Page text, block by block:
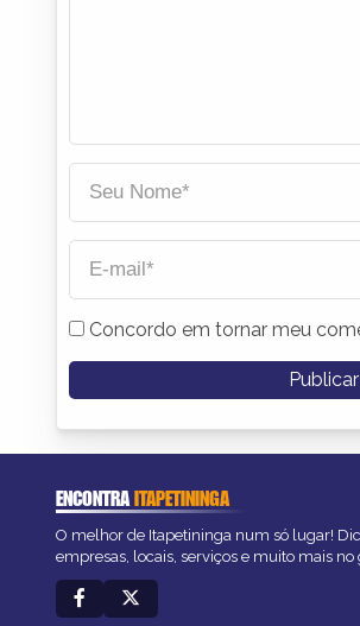
Concordo em tornar meu
ENCONTRAITAPETININGA
O melhor de Itapetininga num só lugar!
empresas, locais, serviços e muito mais no